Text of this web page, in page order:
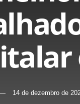
14 de dezembro de